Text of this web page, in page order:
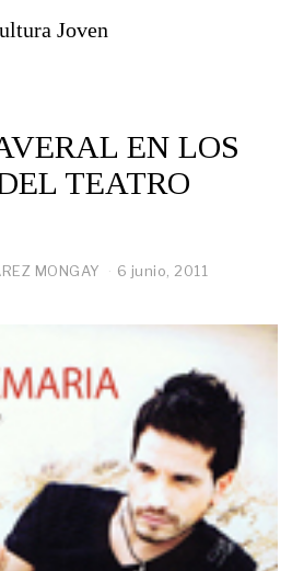
Joven
EN LOS
TEATRO
MONGAY 6 junio, 2011